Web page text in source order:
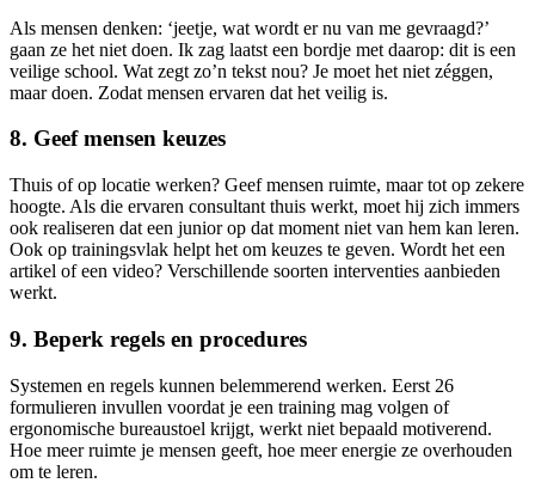
Als mensen denken: ‘jeetje, wat wordt er nu van me gevraagd?’
gaan ze het niet doen. Ik zag laatst een bordje met daarop: dit is een
veilige school. Wat zegt zo’n tekst nou? Je moet het niet zéggen,
maar doen. Zodat mensen ervaren dat het veilig is.
8. Geef mensen keuzes
Thuis of op locatie werken? Geef mensen ruimte, maar tot op zekere
hoogte. Als die ervaren consultant thuis werkt, moet hij zich immers
ook realiseren dat een junior op dat moment niet van hem kan leren.
Ook op trainingsvlak helpt het om keuzes te geven. Wordt het een
artikel of een video? Verschillende soorten interventies aanbieden
werkt.
9. Beperk regels en procedures
Systemen en regels kunnen belemmerend werken. Eerst 26
formulieren invullen voordat je een training mag volgen of
ergonomische bureaustoel krijgt, werkt niet bepaald motiverend.
Hoe meer ruimte je mensen geeft, hoe meer energie ze overhouden
om te leren.